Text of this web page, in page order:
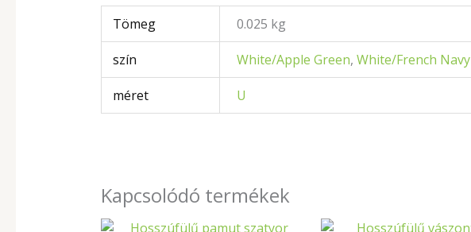
Tömeg 0.025 kg
szín White/Apple Green,White/French Navy
méret U
Kapcsolódó termékek